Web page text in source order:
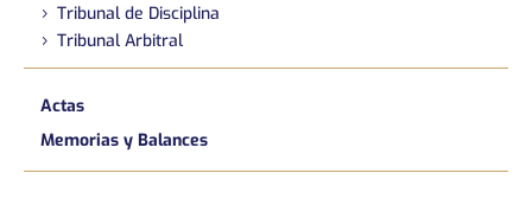
Tribunal de Disciplina
Tribunal Arbitral
Actas
Memorias y Balances